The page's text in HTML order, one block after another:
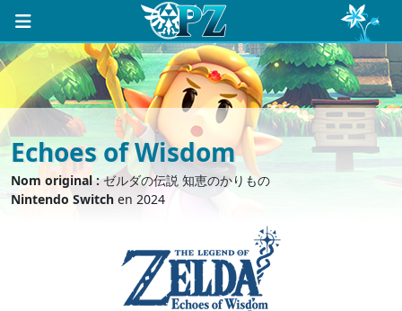
Echoes of Wisdom
Nom original :ゼルダの伝説 知恵のかりもの
Nintendo Switch en 2024